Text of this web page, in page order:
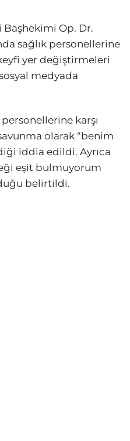
Başhekimi Op. Dr.
sağlık personellerine
yer değiştirmeleri
medyada
karşı
savunma olarak “benim
iddia edildi. Ayrıca
eşit bulmuyorum
belirtildi.